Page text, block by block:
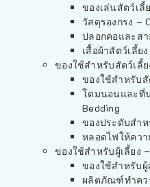
ของเล่นสัตว์เลี้
วัสดุรองกรง –
ปลอกคอและส
เสื้อผ้าสัตว์เลี้ย
ของใช้สำหรับสัตว์เลี้
ของใช้สำหรับสั
โดมนอนและที่
Bedding
ของประดับสำ
หลอดไฟให้คว
ของใช้สำหรับผู้เลี้ยง
ของใช้สำหรับผู้
ผลิตภัณฑ์ทำคว